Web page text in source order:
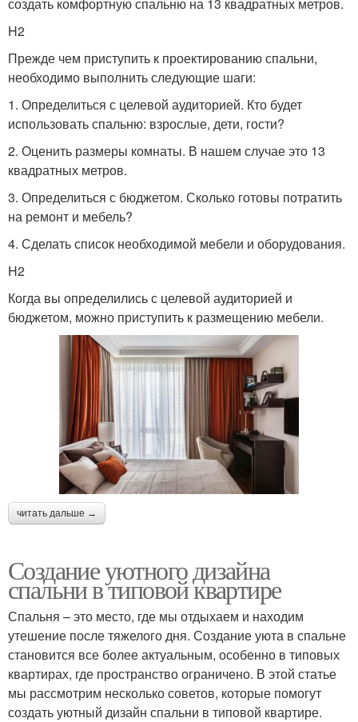
создать комфортную спальню на 13 квадратных метров.
H2
Прежде чем приступить к проектированию спальни,
необходимо выполнить следующие шаги:
1. Определиться с целевой аудиторией. Кто будет
использовать спальню: взрослые, дети, гости?
2. Оценить размеры комнаты. В нашем случае это 13
квадратных метров.
3. Определиться с бюджетом. Сколько готовы потратить
на ремонт и мебель?
4. Сделать список необходимой мебели и оборудования.
H2
Когда вы определились с целевой аудиторией и
бюджетом, можно приступить к размещению мебели.
читать дальше →
Создание уютного дизайна
спальни в типовой квартире
Спальня – это место, где мы отдыхаем и находим
утешение после тяжелого дня. Создание уюта в спальне
становится все более актуальным, особенно в типовых
квартирах, где пространство ограничено. В этой статье
мы рассмотрим несколько советов, которые помогут
создать уютный дизайн спальни в типовой квартире.